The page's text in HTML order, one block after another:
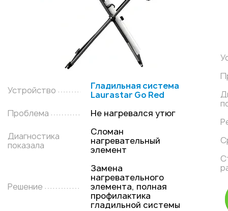
Устройство
Гладильная система
Laurastar Go Red
Проблема
Не нагревался утюг
Диагностика
показала
Сломан
нагревательный
элемент
Решение
Замена
нагревательного
элемента, полная
профилактика
гладильной системы